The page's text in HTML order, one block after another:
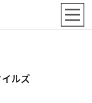
ルズ